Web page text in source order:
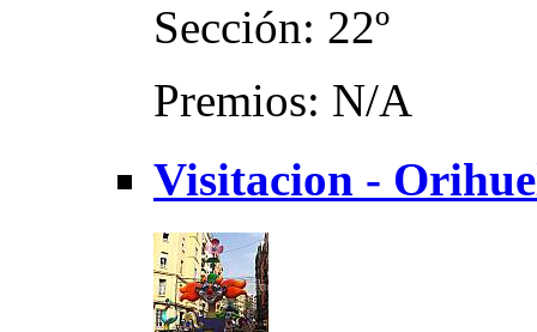
Sección: 22º
Premios: N/A
Visitacion -